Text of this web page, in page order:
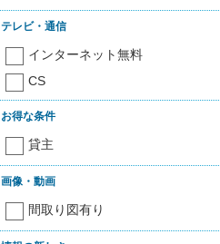
テレビ・通信
インターネット無料
CS
お得な条件
貸主
画像・動画
間取り図有り